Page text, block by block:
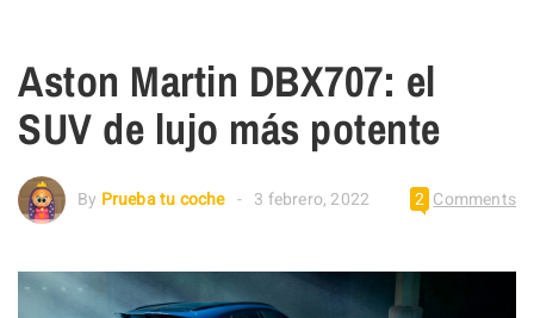
Aston Martin DBX707: el
SUV de lujo más potente
By Prueba tu coche 3 febrero, 2022 2 Comments